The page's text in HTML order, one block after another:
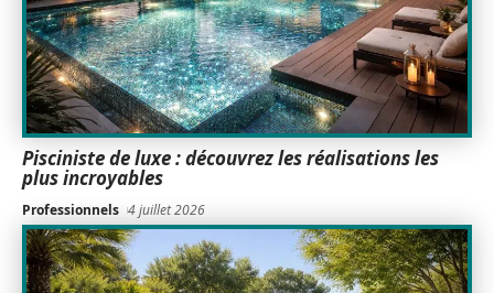
Pisciniste de luxe : découvrez les réalisations les
plus incroyables
Professionnels 4 juillet 2026